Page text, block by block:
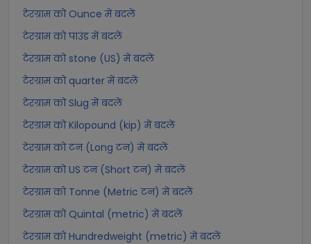
टेरग्राम को Ounce में बदलें
टेरग्राम को पाउंड में बदलें
टेरग्राम को stone (US) में बदलें
टेरग्राम को quarter में बदलें
टेरग्राम को Slug में बदलें
टेरग्राम को Kilopound (kip) में बदलें
टेरग्राम को टन (Long टन) में बदलें
टेरग्राम को US टन (Short टन) में बदलें
टेरग्राम को Tonne (Metric टन) में बदलें
टेरग्राम को Quintal (metric) में बदलें
टेरग्राम को Hundredweight (metric) में बदलें